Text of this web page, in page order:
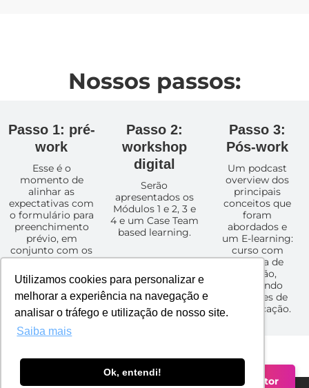
Utilizamos cookies para personalizar e
melhorar a experiência na navegação e
analisar o tráfego e utilização de nosso site.
Saiba mais
Ok, entendi!
Nossos passos:
Passo 1: pré-
work
Esse é o
momento de
alinhar as
expectativas com
o formulário para
preenchimento
prévio, em
conjunto com os
líderes.
Passo 2:
workshop
digital
Serão
apresentados os
Módulos 1 e 2, 3 e
4 e um Case Team
based learning.
Passo 3:
Pós-work
Um podcast
overview dos
principais
conceitos que
foram
abordados e
um E-learning:
curso com
tomada de
decisão,
simulando
situações de
comunicação.
Falar com um Consultor